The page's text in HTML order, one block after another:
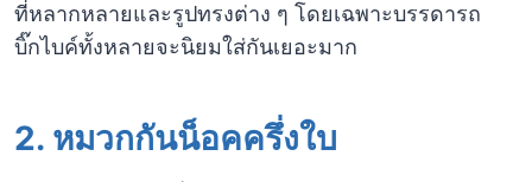
ที่หลากหลายและรูปทรงต่าง ๆ โดยเฉพาะบรรดารถ
บิ๊กไบค์ทั้งหลายจะนิยมใส่กันเยอะมาก
2. หมวกกันน็อคครึ่งใบ